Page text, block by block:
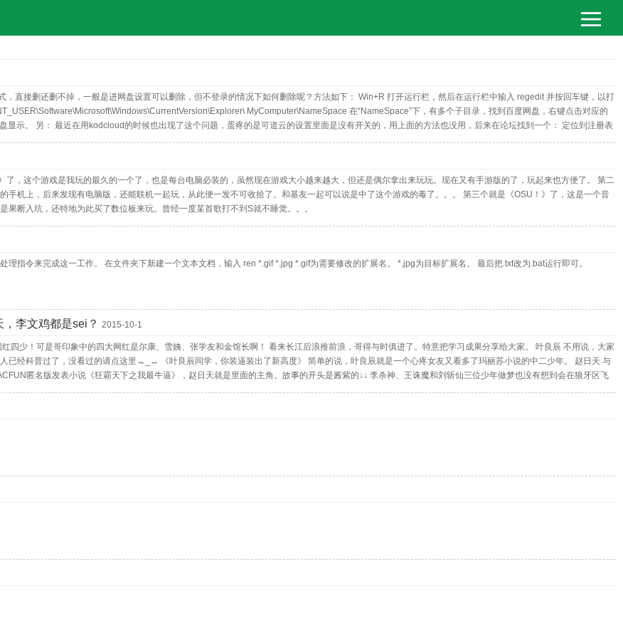
直接删还删不掉，一般是进网盘设置可以删除，但不登录的情况下如何删除呢？方法如下： Win+R 打开运行栏，然后在运行栏中输入 regedit 并按回车键，以打
MyComputer\NameSpace 在“NameSpace”下，有多个子目录，找到百度网盘，右键点击对应的
显示。 另： 最近在用kodcloud的时候也出现了这个问题，蛋疼的是可道云的设置里面是没有开关的，用上面的方法也没用，后来在论坛找到一个： 定位到注册表
了，这个游戏是我玩的最久的一个了，也是每台电脑必装的，虽然现在游戏大小越来越大，但还是偶尔拿出来玩玩。现在又有手游版的了，玩起来也方便了。 第二
手机上，后来发现有电脑版，还能联机一起玩，从此便一发不可收拾了。和基友一起可以说是中了这个游戏的毒了。。。 第三个就是《OSU！》了，这是一个音
断入坑，还特地为此买了数位板来玩。曾经一度某首歌打不到S就不睡觉。。。
指令来完成这一工作。 在文件夹下新建一个文本文档，输入 ren *.gif *.jpg *.gif为需要修改的扩展名。 *.jpg为目标扩展名。 最后把.txt改为.bat运行即可。
，李文鸡都是sei？ 2015-10-1
四少！可是哥印象中的四大网红是尔康、雪姨、张学友和金馆长啊！ 看来长江后浪推前浪，哥得与时俱进了。特意把学习成果分享给大家。 叶良辰 不用说，大家
已经科普过了，没看过的请点这里→_→ 《叶良辰同学，你装逼装出了新高度》 简单的说，叶良辰就是一个心疼女友又看多了玛丽苏小说的中二少年。 赵日天 与
匿名版发表小说《狂霸天下之我最牛逼》，赵日天就是里面的主角。故事的开头是酱紫的↓↓ 李杀神、王诛魔和刘斩仙三位少年做梦也没有想到会在狼牙区飞
↓↓ 三声冷喝接连响起。赵日天定睛一看，竟是三个清秀俊逸的少年朝他们走来，不用问，正是李杀神、王诛魔、刘斩仙这三个上界使者。 “数学作业交
有网友制作了关于赵日天的恶搞视频《老子名叫赵日天》，以及漫画《断罪小学》，都让赵日天形象进一步发酵。 总之呢~ 赵日天的人设就是校园一霸！ 龙傲天
会被多个女主角围绕。对白大概这种feel↓↓ 总而言之、言而总之，龙傲天 = 杰克苏 李文鸡 跟前面三位比较，李文鸡知名度弱很多，是衍生品。类似于因“卑鄙的
因此被网友恶搞成“李文鸡”。 有网友曝出叶良辰QQ空间截图，叶良辰网名“英俊西装红领带”、女友李文鸡网名“浓妆散发高跟鞋”。不得不说真是天生一对啊！！ 哥
道总裁小说的古风骚年，为了保护女友李文鸡而不惜动用家族势力威胁女友宿舍长的中二患者，从而掀起了一场血雨腥风、武林浩劫，据说他是本地人，折磨对